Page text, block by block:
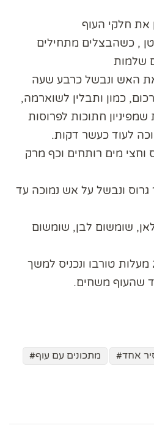
את חלקי העוף
קטן , כשהבצלים מתחילים
את האש ונבשל כרבע שעה
כמון ותבלין לשוארמה,
חתוכות לפרוסות
לעוד כעשר דקות.
וחצי מים רותחים וכף מרק
ונבשל על אש נמוכה עד
שומשום לבן, שומשום
לבסוף נחמם תנור ל200 מעלות טורבו ונכניס למשך
אחד
מתכונים עם עוף